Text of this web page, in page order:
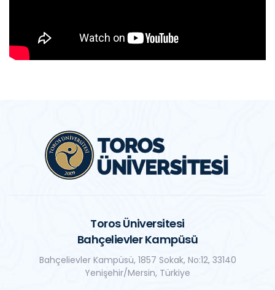
Toros Üniversitesi
Bahçelievler Kampüsü
Bahçelievler Kampüsü, 1857 Sokak, No:12, 33140
Yenişehir/Mersin, Türkiye